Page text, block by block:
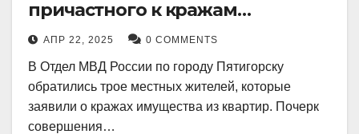
причастного к кражам
имущества из квартир в
Пятигорске
АПР 22, 2025 0 COMMENTS
В Отдел МВД России по городу Пятигорску
обратились трое местных жителей, которые
заявили о кражах имущества из квартир. Почерк
совершения…